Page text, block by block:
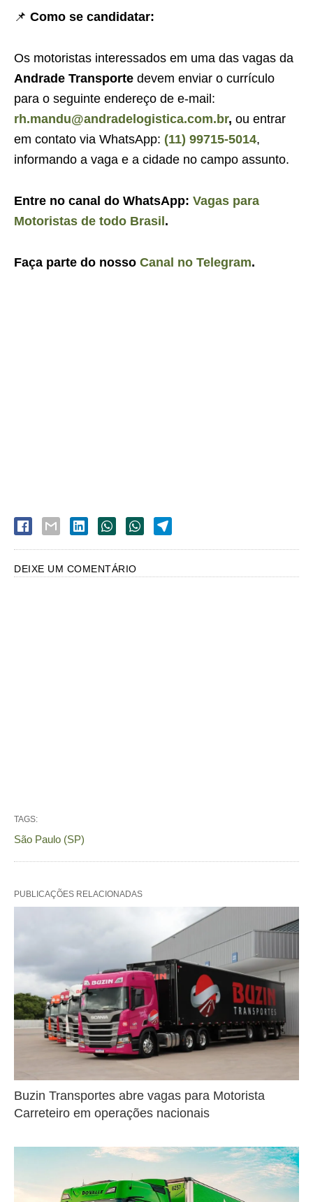
📌 Como se candidatar:
Os motoristas interessados em uma das vagas da
Andrade Transporte devem enviar o currículo
para o seguinte endereço de e-mail:
rh.mandu@andradelogistica.com.br, ou entrar
em contato via WhatsApp: (11) 99715-5014,
informando a vaga e a cidade no campo assunto.
Entre no canal do WhatsApp: Vagas para
Motoristas de todo Brasil .
Faça parte do nosso Canal no Telegram.
DEIXE UM COMENTÁRIO
TAGS:
São Paulo (SP)
PUBLICAÇÕES RELACIONADAS
Buzin Transportes abre vagas para Motorista
Carreteiro em operações nacionais